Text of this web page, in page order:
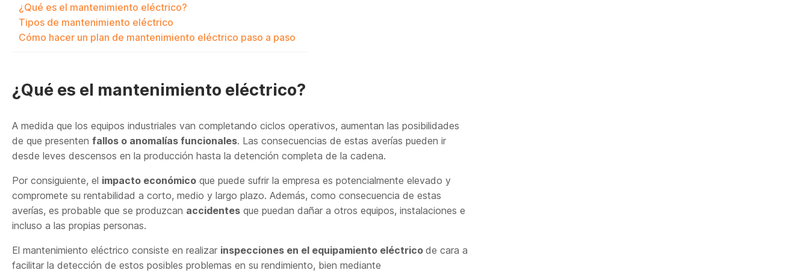
¿Qué es el mantenimiento eléctrico?
Tipos de mantenimiento eléctrico
Cómo hacer un plan de mantenimiento eléctrico paso a paso
¿Qué es el mantenimiento eléctrico?
A medida que los equipos industriales van completando ciclos operativos, aumentan las posibilidades
de que presenten fallos o anomalías funcionales. Las consecuencias de estas averías pueden ir
desde leves descensos en la producción hasta la detención completa de la cadena.
Por consiguiente, el impacto económico que puede sufrir la empresa es potencialmente elevado y
compromete su rentabilidad a corto, medio y largo plazo. Además, como consecuencia de estas
averías, es probable que se produzcan accidentes que puedan dañar a otros equipos, instalaciones e
incluso a las propias personas.
El mantenimiento eléctrico consiste en realizar inspecciones en el equipamiento eléctrico de cara a
facilitar la detección de estos posibles problemas en su rendimiento, bien mediante